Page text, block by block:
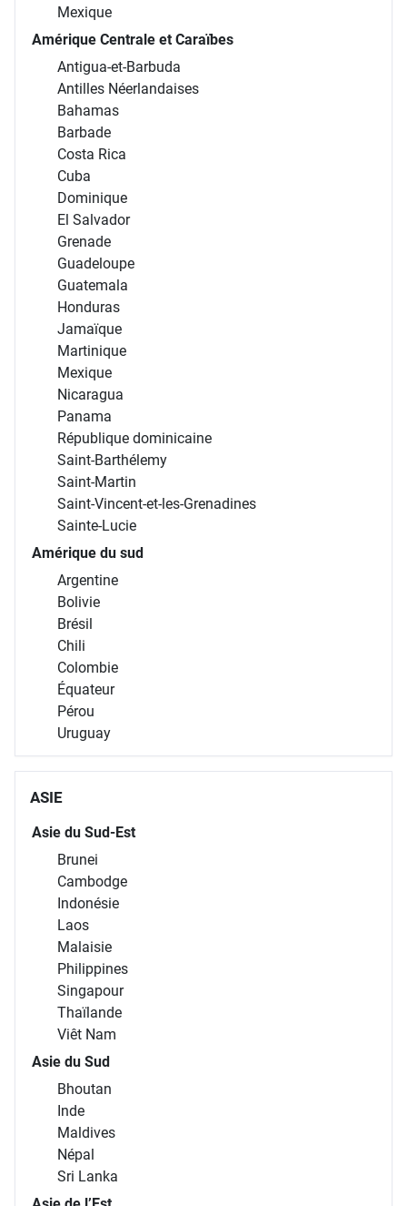
Mexique
Amérique Centrale et Caraïbes
Antigua-et-Barbuda
Antilles Néerlandaises
Bahamas
Barbade
Costa Rica
Cuba
Dominique
El Salvador
Grenade
Guadeloupe
Guatemala
Honduras
Jamaïque
Martinique
Mexique
Nicaragua
Panama
République dominicaine
Saint-Barthélemy
Saint-Martin
Saint-Vincent-et-les-Grenadines
Sainte-Lucie
Amérique du sud
Argentine
Bolivie
Brésil
Chili
Colombie
Équateur
Pérou
Uruguay
ASIE
Asie du Sud-Est
Brunei
Cambodge
Indonésie
Laos
Malaisie
Philippines
Singapour
Thaïlande
Viêt Nam
Asie du Sud
Bhoutan
Inde
Maldives
Népal
Sri Lanka